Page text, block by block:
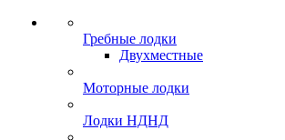
Гребные лодки
Двухместные
Моторные лодки
Лодки НДНД